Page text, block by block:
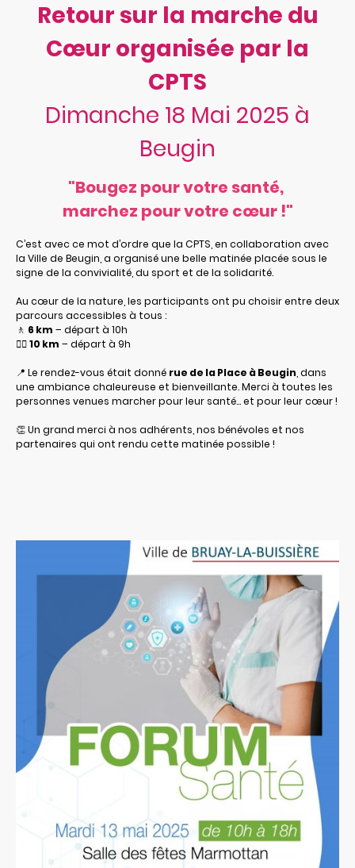
Retour sur la marche du
Cœur organisée par la
CPTS
Dimanche 18 Mai 2025 à
Beugin
"Bougez pour votre santé,
marchez pour votre cœur !"
C’est avec ce mot d’ordre que la CPTS, en collaboration avec
la Ville de Beugin, a organisé une belle matinée placée sous le
signe de la convivialité, du sport et de la solidarité.
Au cœur de la nature, les participants ont pu choisir entre deux
parcours accessibles à tous :
🚶 6 km – départ à 10h
🚶‍♂️10 km – départ à 9h
📍 Le rendez-vous était donné rue de la Place à Beugin , dans
une ambiance chaleureuse et bienveillante. Merci à toutes les
personnes venues marcher pour leur santé… et pour leur cœur !
👏 Un grand merci à nos adhérents, nos bénévoles et nos
partenaires qui ont rendu cette matinée possible !